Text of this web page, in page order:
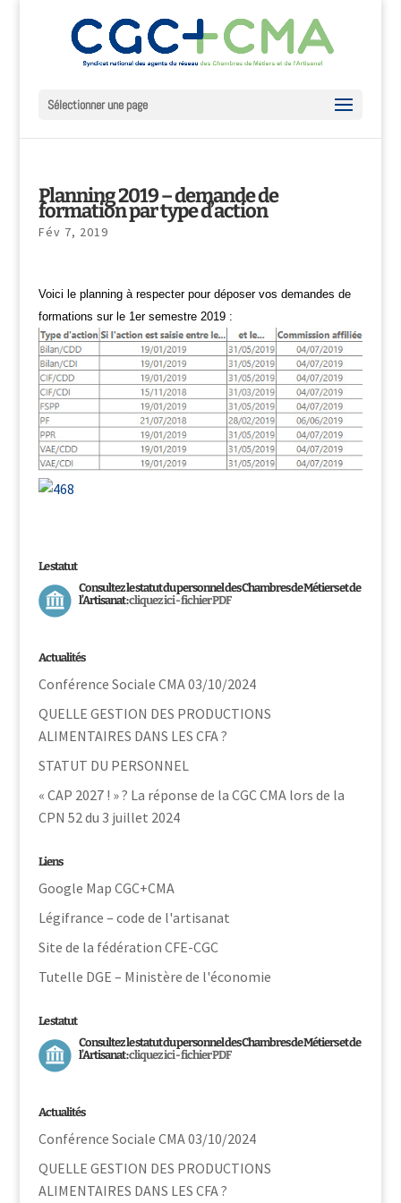
Sélectionner une page
Planning 2019 – demande de
formation par type d’action
Fév 7, 2019
Voici le planning à respecter pour déposer vos demandes de
formations sur le 1er semestre 2019 :
Le statut
Consultez le statut du personnel des Chambres de Métiers et de
l’Artisanat :cliquez ici - fichier PDF
Actualités
Conférence Sociale CMA 03/10/2024
QUELLE GESTION DES PRODUCTIONS
ALIMENTAIRES DANS LES CFA ?
STATUT DU PERSONNEL
« CAP 2027 ! » ? La réponse de la CGC CMA lors de la
CPN 52 du 3 juillet 2024
Liens
Google Map CGC+CMA
Légifrance – code de l'artisanat
Site de la fédération CFE-CGC
Tutelle DGE – Ministère de l'économie
Le statut
Consultez le statut du personnel des Chambres de Métiers et de
l’Artisanat :cliquez ici - fichier PDF
Actualités
Conférence Sociale CMA 03/10/2024
QUELLE GESTION DES PRODUCTIONS
ALIMENTAIRES DANS LES CFA ?